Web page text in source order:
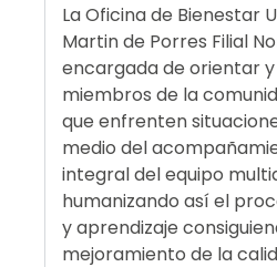
La Oficina de Bienestar
Martin de Porres Filial
encargada de orientar y
miembros de la
que enfrenten
medio del
integral del equipo
humanizando así el
y aprendizaje
mejoramiento de la